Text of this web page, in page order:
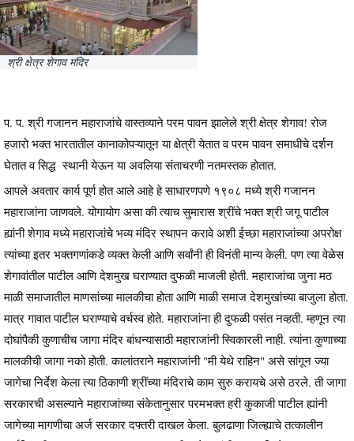
श्री क्षेत्र शेगाव मंदिर
प. प. श्री गजानन महाराजांचे वास्तव्याने परम पावन झालेले श्री क्षेत्र शेगाव! रोज
हजारो भक्त भारतातील कानाकोपऱ्यातून या क्षेत्री येतात व परम पावन समाधीचे दर्शन
घेतात व सिद्ध स्थानी येऊन या अवलिया संताचरणी नतमस्तक होतात.
आपले अवतार कार्य पूर्ण होत आले आहे हे साधारणपणे १९०८ मध्ये श्री गजानन
महाराजांना जाणवले. योगायोग असा की त्याच सुमारास श्रींचे भक्त श्री जगू पाटील
ह्यांनी शेगाव मध्ये महाराजांचे भव्य मंदिर स्थापन करावे अशी ईच्छा महाराजांच्या अपरोक्ष
त्यांच्या इतर भक्तगणांकडे व्यक्त केली आणि सर्वांनी ही विनंती मान्य केली. पण त्या वेळेस
शेगावांतील पाटील आणि देशमुख घराण्यात दुफळी माजली होती. महाराजांचा जुना मठ
माळी समाजातील माणसांच्या मालकीचा होता आणि माळी समाज देशमुखांच्या बाजुला होता.
मात्र गावात पाटील घराण्याचे वर्चस्व होते. महाराजांना ही दुफळी पसंत नव्हती. म्हणून त्या
दोघांपैकी कुणाचीच जागा मंदिर बांधन्यासाठी महाराजांनी स्विकारली नाही. त्यांना कुणाच्या
मालकीची जागा नको होती. कालांतराने महाराजांनी "मी येथे राहिन" असे सांगून ज्या
जागेचा निर्देश केला त्या ठिकाणी श्रींच्या मंदिराचे काम सुरु करायचे असे ठरले. ती जागा
सरकारची असल्याने महाराजांच्या संकेतानुसार परमभक्त हरी कुकाजी पाटील ह्यांनी
जागेच्या मागणीचा अर्ज सरकार दफ्तरी दाखल केला. बुलढाणा जिल्ह्याचे तत्कालीन